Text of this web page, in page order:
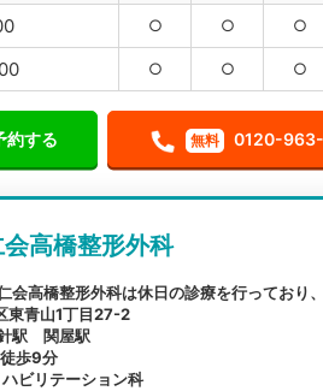
○ ○ ○
○ ○ ○
約する 無料 0120-
高橋整形外科
会高橋整形外科は休日の診療を行っており
東青山1丁目27-2
駅 関屋駅
歩9分
ビリテーション科